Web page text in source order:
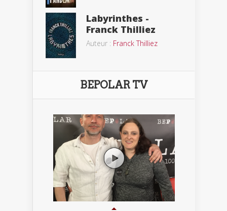
Labyrinthes -
Franck Thilliez
Auteur : Franck Thilliez
BEPOLAR TV